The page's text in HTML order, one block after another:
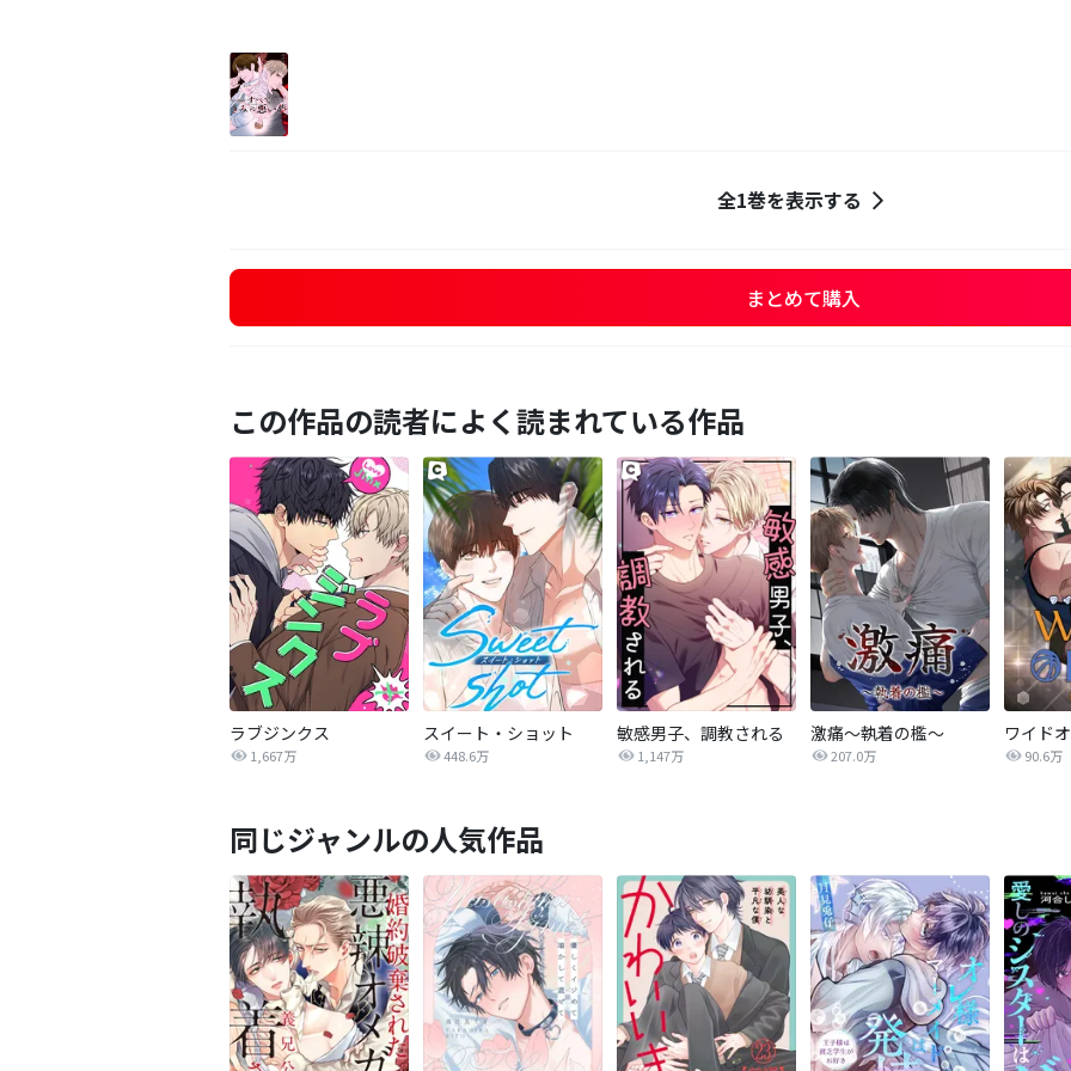
全1巻を表示する
まとめて購入
この作品の読者によく読まれている作品
ラブジンクス
1,667万
スイート・ショット
448.6万
敏感男子、調教される
1,147万
激痛～執着の檻～
207.0万 90.6万
同じジャンルの人気作品